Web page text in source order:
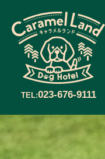
TEL:023-676-9111